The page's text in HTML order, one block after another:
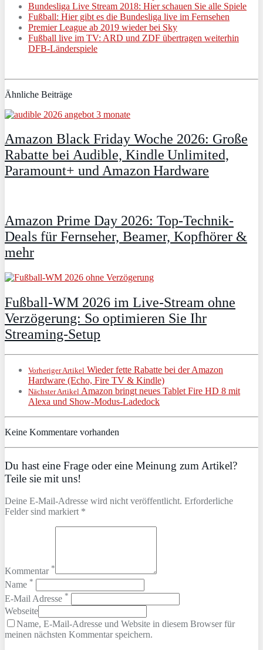
Bundesliga Live Stream 2018: Hier schauen Sie alle Spiele
Fußball: Hier gibt es die Bundesliga live im Fernsehen
Premier League ab 2019 wieder bei Sky
Fußball live im TV: ARD und ZDF übertragen weiterhin
DFB-Länderspiele
Ähnliche Beiträge
Amazon Black Friday Woche 2026: Große
Rabatte bei Audible, Kindle Unlimited,
Paramount+ und Amazon Hardware
Amazon Prime Day 2026: Top-Technik-
Deals für Fernseher, Beamer, Kopfhörer &
mehr
Fußball-WM 2026 im Live-Stream ohne
Verzögerung: So optimieren Sie Ihr
Streaming-Setup
Vorheriger Artikel Wieder fette Rabatte bei der Amazon
Hardware (Echo, Fire TV & Kindle)
Nächster Artikel Amazon bringt neues Tablet Fire HD 8 mit
Alexa und Show-Modus-Ladedock
Keine Kommentare vorhanden
Du hast eine Frage oder eine Meinung zum Artikel?
Teile sie mit uns!
Deine E-Mail-Adresse wird nicht veröffentlicht. Erforderliche
Felder sind markiert *
Kommentar *
Name *
E-Mail Adresse *
Webseite
Name, E-Mail-Adresse und Website in diesem Browser für
meinen nächsten Kommentar speichern.